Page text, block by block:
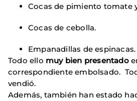
Cocas de pimiento tomate
Cocas de cebolla.
Empanadillas de espinacas.
Todo ello muy bien presentado
correspondiente embolsado.
vendió.
Además, también han estado